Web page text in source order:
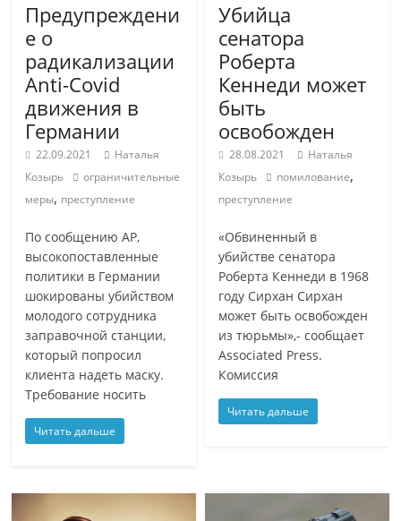
Предупреждени
е о
радикализации
Anti-Covid
движения в
Германии
22.09.2021
Наталья
Козырь
ограничительные
меры, преступление
По сообщению AP,
высокопоставленные
политики в Германии
шокированы убийством
молодого сотрудника
заправочной станции,
который попросил
клиента надеть маску.
Требование носить
Читать дальше
Убийца
сенатора
Роберта
Кеннеди может
быть
освобожден
28.08.2021
Наталья
Козырь
помилование,
преступление
«Обвиненный в
убийстве сенатора
Роберта Кеннеди в 1968
году Сирхан Сирхан
может быть освобожден
из тюрьмы»,- сообщает
Associated Press.
Комиссия
Читать дальше